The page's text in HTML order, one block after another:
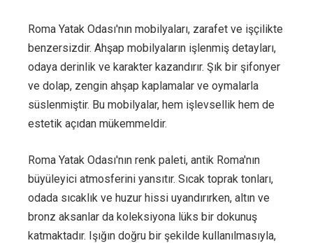
Roma Yatak Odası'nın mobilyaları, zarafet ve işçilikte
benzersizdir. Ahşap mobilyaların işlenmiş detayları,
odaya derinlik ve karakter kazandırır. Şık bir şifonyer
ve dolap, zengin ahşap kaplamalar ve oymalarla
süslenmiştir. Bu mobilyalar, hem işlevsellik hem de
estetik açıdan mükemmeldir.
Roma Yatak Odası'nın renk paleti, antik Roma'nın
büyüleyici atmosferini yansıtır. Sıcak toprak tonları,
odada sıcaklık ve huzur hissi uyandırırken, altın ve
bronz aksanlar da koleksiyona lüks bir dokunuş
katmaktadır. Işığın doğru bir şekilde kullanılmasıyla,